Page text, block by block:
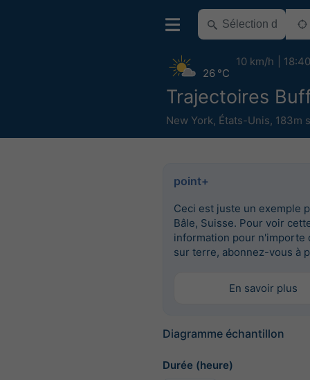
Trajectoires
New York, États-Unis, 183m
26 °C
10 km/h 18:40
point+
Ceci est juste un exemple
Bâle, Suisse. Pour voir
information pour n'importe
sur terre, abonnez-vous à
En savoir plus
Diagramme échantillon
Durée (heure)